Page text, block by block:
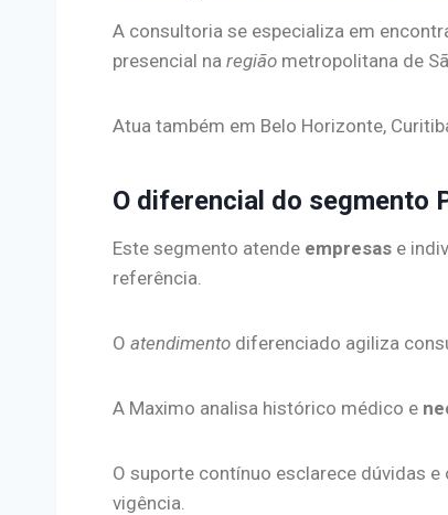
A consultoria se especializa em
presencial na região metropolitana de
Atua também em Belo Horizonte,
O diferencial do segmento
Este segmento atende empresas e
referência.
O atendimento diferenciado agiliza
A Maximo analisa histórico médico e
O suporte contínuo esclarece dúvidas
vigência.